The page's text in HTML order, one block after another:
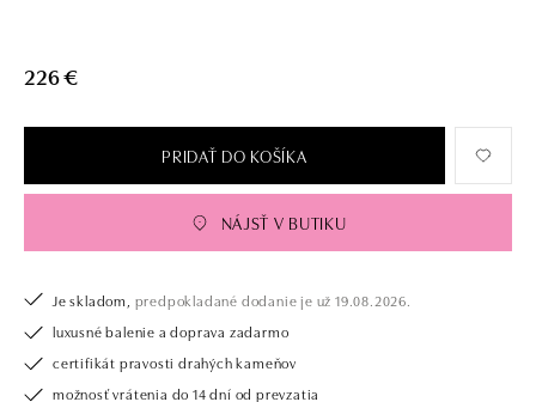
226 €
PRIDAŤ DO KOŠÍKA
NÁJSŤ V BUTIKU
Je skladom, predpokladané dodanie je už 19.08.2026.
luxusné balenie a doprava zadarmo
certifikát pravosti drahých kameňov
možnosť vrátenia do 14 dní od prevzatia